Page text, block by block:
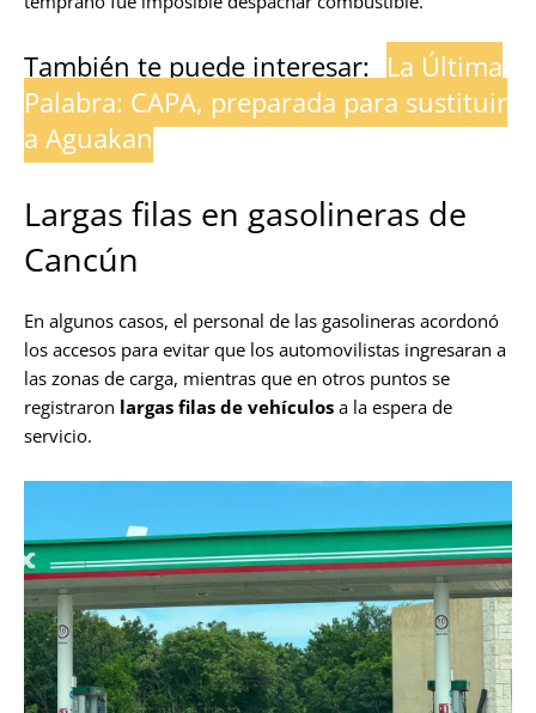
También te puede interesar: La Última
Palabra: CAPA, preparada para sustituir
a Aguakan
Largas filas en gasolineras de
Cancún
En algunos casos, el personal de las gasolineras acordonó
los accesos para evitar que los automovilistas ingresaran a
las zonas de carga, mientras que en otros puntos se
registraron largas filas de vehículos a la espera de
servicio.